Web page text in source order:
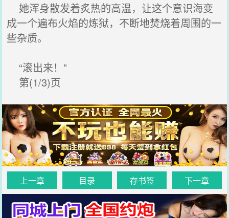
她浑身散发着炙热的高温，让这个意识海变
成一个遍布火焰的炼狱，不断地焚烧着周围的一
些杂质。
“滚出来！”
第(1/3)页
上一章 目录 存书签 下一章